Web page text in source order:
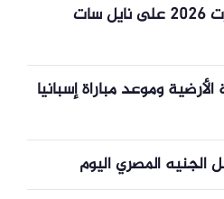
تردد قناة أون سبورت 2026 على نايل سات
الأرضية وموعد مباراة إسبانيا
الجنيه المصري اليوم